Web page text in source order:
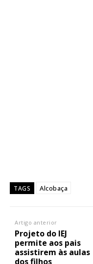
TAGS Alcobaça
Artigo anterior
Projeto do IEJ
permite aos pais
assistirem às aulas
dos filhos